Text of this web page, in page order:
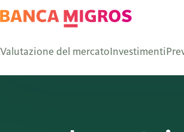
Valutazione del mercatoInvestimenti